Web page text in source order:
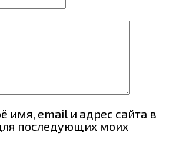
имя, email и адрес сайта в
последующих моих